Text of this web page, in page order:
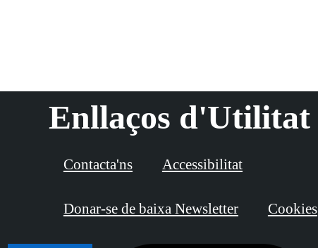
Enllaços d'Utilitat
Contacta'ns Accessibilitat
Donar-se de baixa Newsletter Cookies